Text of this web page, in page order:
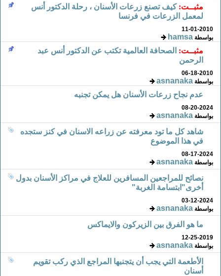
مثبــت: كيف تصنع زرعات الأسنان ، رحلة الدكتور أنس
لمعمل الزرعات في فرنسا
11-01-2010
بواسطةhamsa
مثبــت: الصحافة العالمية تكتب عن الدكتور أنس عبد
الرحمن
06-18-2010
بواسطةasnanaka
عدم نجاح زرعات الأسنان هل يمكن تجنبه
08-20-2024
بواسطةasnanaka
شاهد كل ما تود معرفته عن زراعه الاسنان في كنز ستجده
في هذا الموضوع
08-17-2024
بواسطةasnanaka
نصائح للمراجعين المسافرين للعلاج في مراكز الأسنان بدول
أخرى"ابتسامة الغربة"
03-12-2024
بواسطةasnanaka
ما هو الفرق بين الزيركون والايماكس
12-25-2019
بواسطةasnanaka
الأطعمة التي يجب أن يتجنبها المراجع الذي ركب تقويم
أسنان